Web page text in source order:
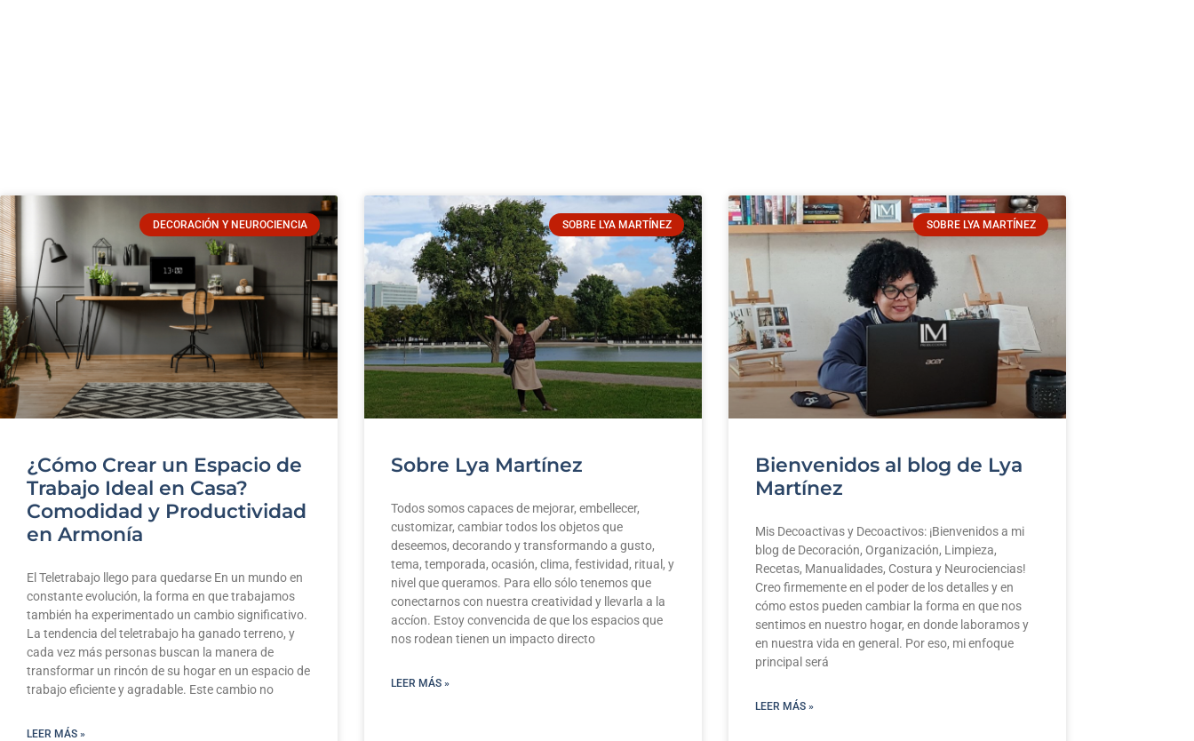
DECORACIÓN Y NEUROCIENCIA
¿Cómo Crear un Espacio de
Trabajo Ideal en Casa?
Comodidad y Productividad
en Armonía
El Teletrabajo llego para quedarse En un mundo en
constante evolución, la forma en que trabajamos
también ha experimentado un cambio significativo.
La tendencia del teletrabajo ha ganado terreno, y
cada vez más personas buscan la manera de
transformar un rincón de su hogar en un espacio de
trabajo eficiente y agradable. Este cambio no
LEER MÁS »
SOBRE LYA MARTÍNEZ
Sobre Lya Martínez
Todos somos capaces de mejorar, embellecer,
customizar, cambiar todos los objetos que
deseemos, decorando y transformando a gusto,
tema, temporada, ocasión, clima, festividad, ritual, y
nivel que queramos. Para ello sólo tenemos que
conectarnos con nuestra creatividad y llevarla a la
accíon. Estoy convencida de que los espacios que
nos rodean tienen un impacto directo
LEER MÁS »
SOBRE LYA MARTÍNEZ
Bienvenidos al blog de Lya
Martínez
Mis Decoactivas y Decoactivos: ¡Bienvenidos a mi
blog de Decoración, Organización, Limpieza,
Recetas, Manualidades, Costura y Neurociencias!
Creo firmemente en el poder de los detalles y en
cómo estos pueden cambiar la forma en que nos
sentimos en nuestro hogar, en donde laboramos y
en nuestra vida en general. Por eso, mi enfoque
principal será
LEER MÁS »